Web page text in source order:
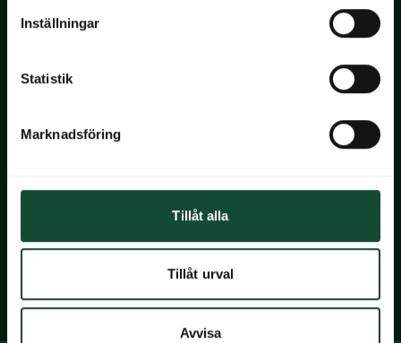
Inställningar
Statistik
Marknadsföring
Tillåt alla
Tillåt urval
Avvisa
+46(0)485-80 000
info@ekerum.com
Org.nr: 556559-4032
Till Ekerums Facebook
Till Ekerums Instagram